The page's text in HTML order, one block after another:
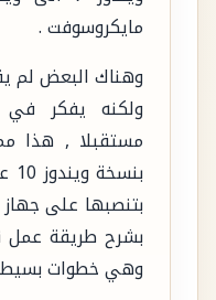
مايكروسوفت .
وهناك البعض لم
مستقبلا , هذا
بتنصبها على
وهي خطوات